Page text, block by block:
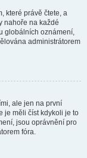
které právě čtete, a
nahoře na každé
globálních oznámení,
administrátorem
ale jen na první
je měli číst kdykoli je to
jsou oprávnění pro
fóra.